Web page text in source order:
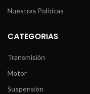
Nuestras Políticas
CATEGORIAS
Transmisión
Motor
Suspensión